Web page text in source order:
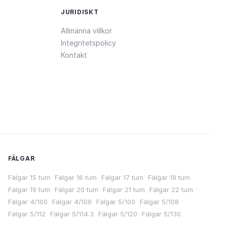
JURIDISKT
Allmänna villkor
Integritetspolicy
Kontakt
FÄLGAR
Fälgar 15 tum ·Fälgar 16 tum ·Fälgar 17 tum ·Fälgar 18 tum ·
Fälgar 19 tum ·Fälgar 20 tum ·Fälgar 21 tum ·Fälgar 22 tum ·
Fälgar 4/100 ·Fälgar 4/108 ·Fälgar 5/100 ·Fälgar 5/108 ·
Fälgar 5/112 ·Fälgar 5/114.3 ·Fälgar 5/120 ·Fälgar 5/130